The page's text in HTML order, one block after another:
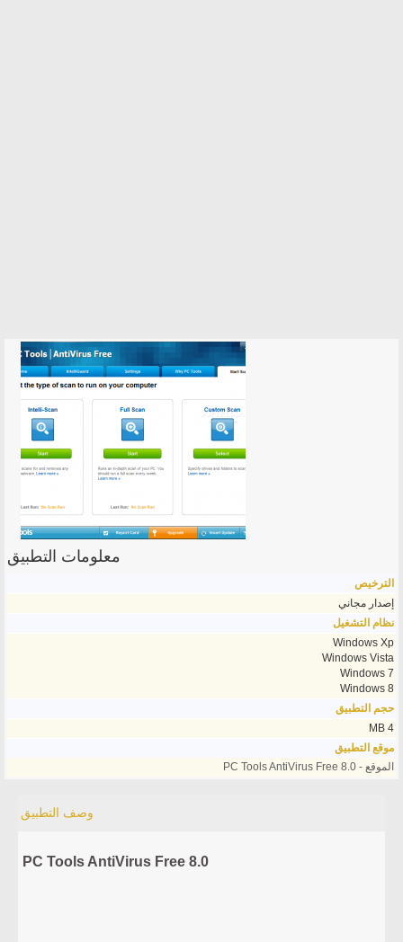
معلومات التطبيق
الترخيص
إصدار مجاني
نظام التشغيل
Windows Xp
Windows Vista
Windows 7
Windows 8
حجم التطبيق
4 MB
موقع التطبيق
الموقع - PC Tools AntiVirus Free 8.0
وصف التطبيق
PC Tools AntiVirus Free 8.0